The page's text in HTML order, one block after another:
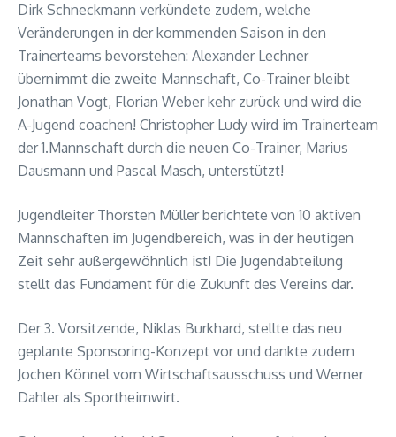
Dirk Schneckmann verkündete zudem, welche
Veränderungen in der kommenden Saison in den
Trainerteams bevorstehen: Alexander Lechner
übernimmt die zweite Mannschaft, Co-Trainer bleibt
Jonathan Vogt, Florian Weber kehr zurück und wird die
A-Jugend coachen! Christopher Ludy wird im Trainerteam
der 1.Mannschaft durch die neuen Co-Trainer, Marius
Dausmann und Pascal Masch, unterstützt!
Jugendleiter Thorsten Müller berichtete von 10 aktiven
Mannschaften im Jugendbereich, was in der heutigen
Zeit sehr außergewöhnlich ist! Die Jugendabteilung
stellt das Fundament für die Zukunft des Vereins dar.
Der 3. Vorsitzende, Niklas Burkhard, stellte das neu
geplante Sponsoring-Konzept vor und dankte zudem
Jochen Könnel vom Wirtschaftsausschuss und Werner
Dahler als Sportheimwirt.